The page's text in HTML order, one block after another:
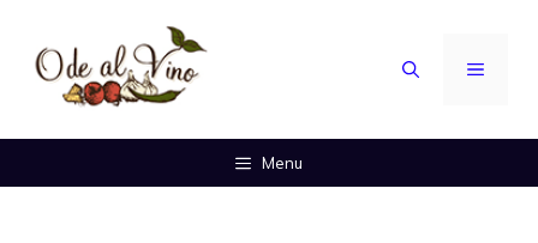
contenuto
MENU
Menu